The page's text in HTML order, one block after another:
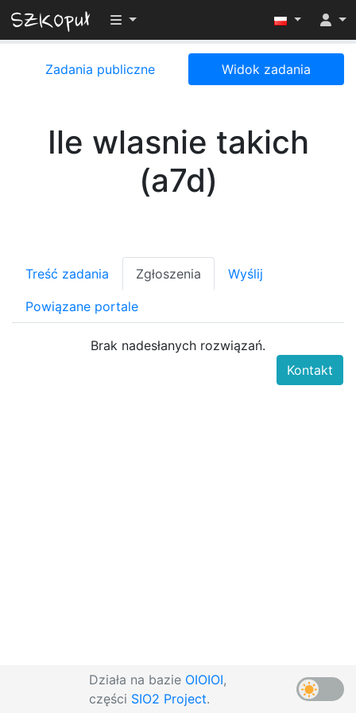
Przełącz widoczność menu
Zadania publiczne Widok zadania
Ile wlasnie takich
(a7d)
Treść zadania Zgłoszenia Wyślij
Powiązane portale
Brak nadesłanych rozwiązań.
Działa na bazie OIOIOI,
części SIO2 Project.
Kontakt